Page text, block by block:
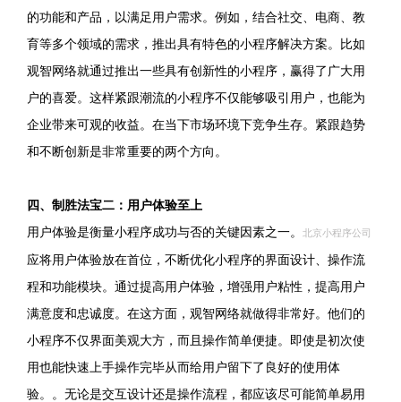
的功能和产品，以满足用户需求。例如，结合社交、电商、教
育等多个领域的需求，推出具有特色的小程序解决方案。比如
观智网络就通过推出一些具有创新性的小程序，赢得了广大用
户的喜爱。这样紧跟潮流的小程序不仅能够吸引用户，也能为
企业带来可观的收益。在当下市场环境下竞争生存。紧跟趋势
和不断创新是非常重要的两个方向。
四、制胜法宝二：用户体验至上
用户体验是衡量小程序成功与否的关键因素之一。
北京小程序公司
应将用户体验放在首位，不断优化小程序的界面设计、操作流
程和功能模块。通过提高用户体验，增强用户粘性，提高用户
满意度和忠诚度。在这方面，观智网络就做得非常好。他们的
小程序不仅界面美观大方，而且操作简单便捷。即使是初次使
用也能快速上手操作完毕从而给用户留下了良好的使用体
验。。无论是交互设计还是操作流程，都应该尽可能简单易用